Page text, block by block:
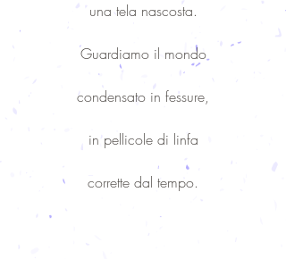
una tela nascosta.
Guardiamo il mondo
condensato in fessure,
in pellicole di linfa
corrette dal tempo.